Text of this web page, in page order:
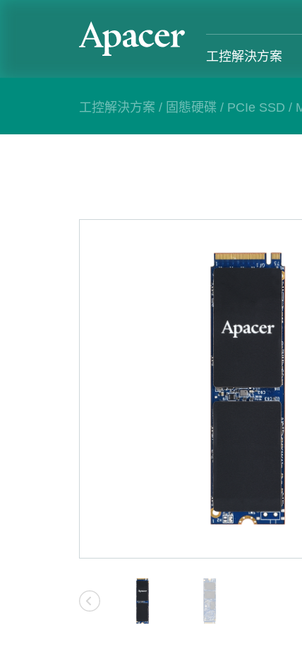
工控解決方案
工控解決方案
記憶體模組
個人 & 商務解決方案
商務解決方案 產品
Gaming 服務支援
Gaming
售後服務
工控解決方案 / 固態硬碟 / PCIe SSD /